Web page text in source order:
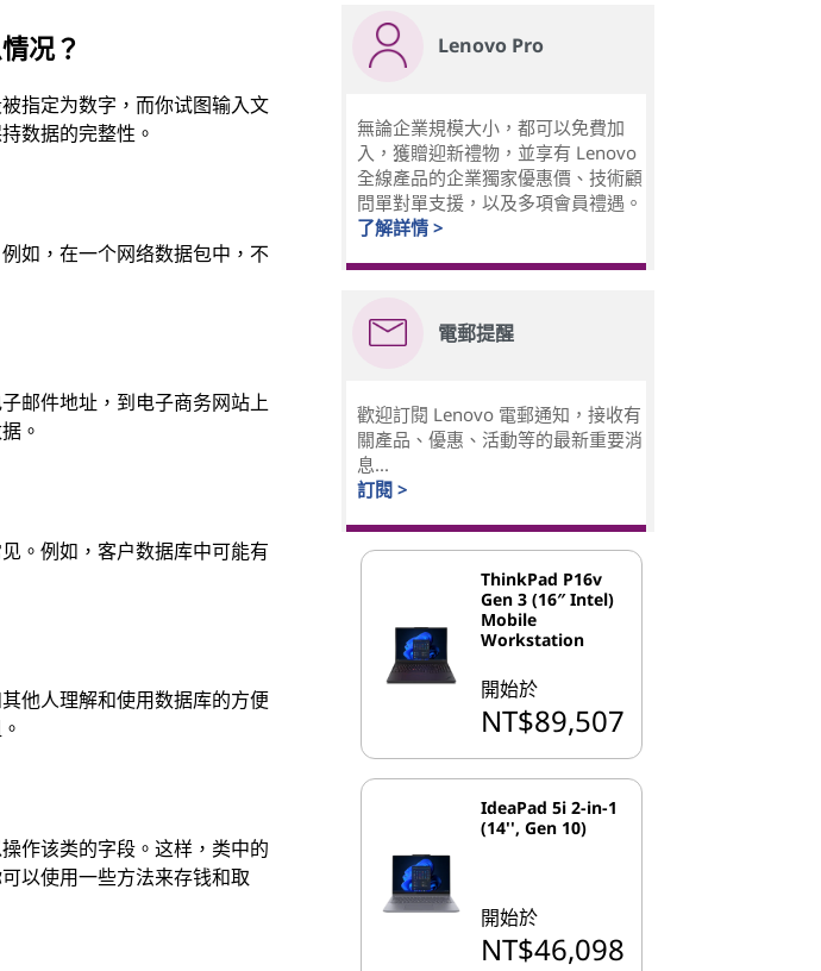
况？
指定为数字，而你试图输入文
数据的完整性。
如，在一个网络数据包中，不
邮件地址，到电子商务网站上
。
。例如，客户数据库中可能有
他人理解和使用数据库的方便
作该类的字段。这样，类中的
以使用一些方法来存钱和取
Lenovo Pro
無論企業規模大小，都可以免費加
入，獲贈迎新禮物，並享有 Lenovo
全線產品的企業獨家優惠價、技術顧
問單對單支援，以及多項會員禮遇。
了解詳情 >
電郵提醒
歡迎訂閱 Lenovo 電郵通知，接收有
關產品、優惠、活動等的最新重要消
息...
訂閱 >
ThinkPad P16v
Gen 3 (16″ Intel)
Mobile
Workstation
開始於
NT$89,507
IdeaPad 5i 2-in-1
(14'', Gen 10)
開始於
NT$46,098